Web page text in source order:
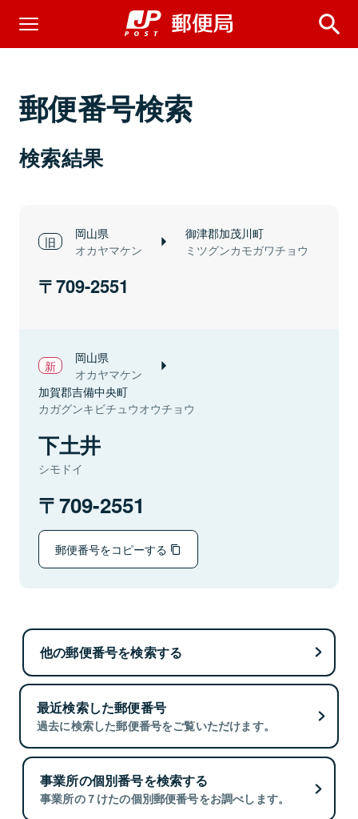
郵便番号検索
検索結果
岡山県
オカヤマケン
御津郡加茂川町
ミツグンカモガワチョウ
709-2551
岡山県
オカヤマケン
加賀郡吉備中央町
カガグンキビチュウオウチョウ
下土井
シモドイ
709-2551
郵便番号をコピーする
他の郵便番号を検索する
最近検索した郵便番号
過去に検索した郵便番号をご覧いただけます。
事業所の個別番号を検索する
事業所の７けたの個別郵便番号をお調べします。